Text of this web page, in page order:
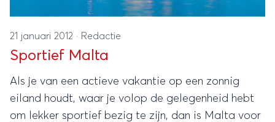
21 januari 2012 · Redactie
Sportief Malta
Als je van een actieve vakantie op een zonnig
eiland houdt, waar je volop de gelegenheid hebt
om lekker sportief bezig te zijn, dan is Malta voor